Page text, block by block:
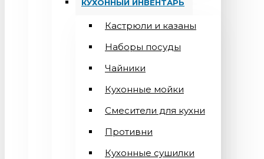
КУХОННЫЙ ИНВЕНТАРЬ
Кастрюли и казаны
Наборы посуды
Чайники
Кухонные мойки
Смесители для кухни
Противни
Кухонные сушилки